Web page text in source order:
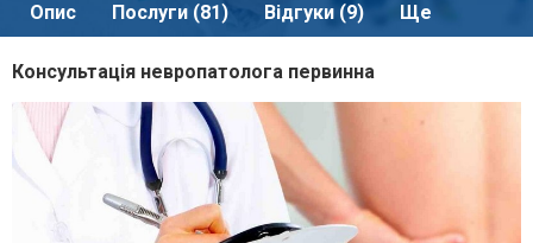
Опис Послуги (81) Відгуки (9) Ще
Консультація невропатолога первинна